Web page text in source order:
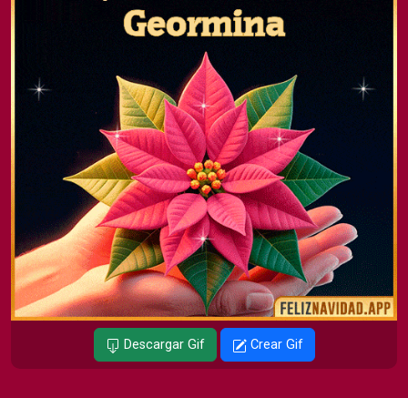
Descargar Gif Crear Gif